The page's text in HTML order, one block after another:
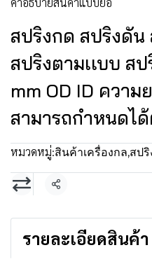
สปริงกด สปริงดัน
สปริงตามเเบบ ส
mm OD ID ความ
สามารถกำหนดไ
หมวดหมู่:สินค้าเครื่องกล,สป
แชร์
รายละเอียดสินค้า